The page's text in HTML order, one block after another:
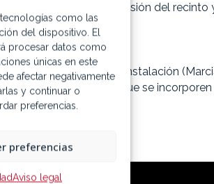
como las
del dispositivo. El
procesar datos como
únicas en este
afectar negativamente
y continuar o
preferencias.
preferencias
Aviso legal
suponer la expulsión del recinto
al responsable de la instalación
puerta de salida para que se